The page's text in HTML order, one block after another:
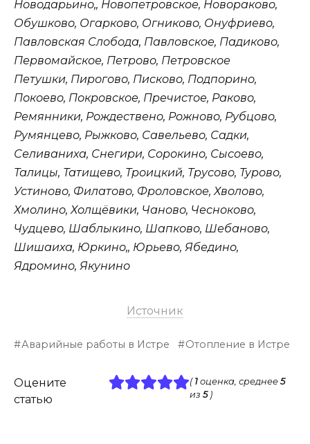
Новодарьино,, Новопетровское, Новораково,
Обушково, Огарково, Огниково, Онуфриево,
Павловская Слобода, Павловское, Падиково,
Первомайское, Петрово, Петровское
Петушки, Пирогово, Писково, Подпорино,
Покоево, Покровское, Пречистое, Раково,
Ремянники, Рождествено, Рожново, Рубцово,
Румянцево, Рыжково, Савельево, Садки,
Селиваниха, Снегири, Сорокино, Сысоево,
Талицы, Татищево, Троицкий, Трусово, Турово,
Устиново, Филатово, Фроловское, Хволово,
Хмолино, Холщёвики, Чаново, Чесноково,
Чудцево, Шаблыкино, Шапково, Шебаново,
Шишаиха, Юркино,, Юрьево, Ябедино,
Ядромино, Якунино
Источник
Аварийные работы в Истре Отопление в Истре
Оцените
статью
( 1оценка, среднее 5
из 5)